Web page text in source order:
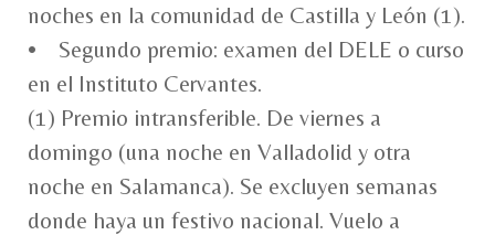
noches en la comunidad de Castilla y León (1).
• Segundo premio: examen del DELE o curso
en el Instituto Cervantes.
(1) Premio intransferible. De viernes a
domingo (una noche en Valladolid y otra
noche en Salamanca). Se excluyen semanas
donde haya un festivo nacional. Vuelo a